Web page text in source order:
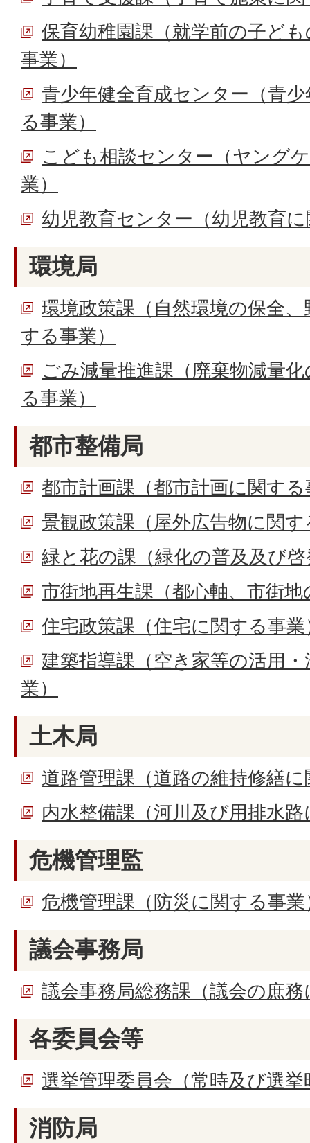
保育幼稚園課（就学前の子ど
事業）
青少年健全育成センター（青
る事業）
こども相談センター（ヤング
業）
幼児教育センター（幼児教育
環境局
環境政策課（自然環境の保全
する事業）
ごみ減量推進課（廃棄物減量
る事業）
都市整備局
都市計画課（都市計画に関す
景観政策課（屋外広告物に関
緑と花の課（緑化の普及及び
市街地再生課（都心軸、市街
住宅政策課（住宅に関する事業
建築指導課（空き家等の活⽤
業）
土木局
道路管理課（道路の維持修繕
内水整備課（河川及び用排水
危機管理監
危機管理課（防災に関する事業
議会事務局
議会事務局総務課（議会の庶
各委員会等
選挙管理委員会（常時及び選
消防局